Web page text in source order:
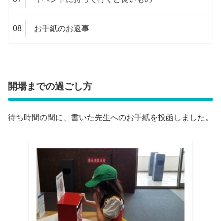
お手紙のお返事
開場までの過ごし方
待ち時間の間に、書いた先生へのお手紙を投函しました。